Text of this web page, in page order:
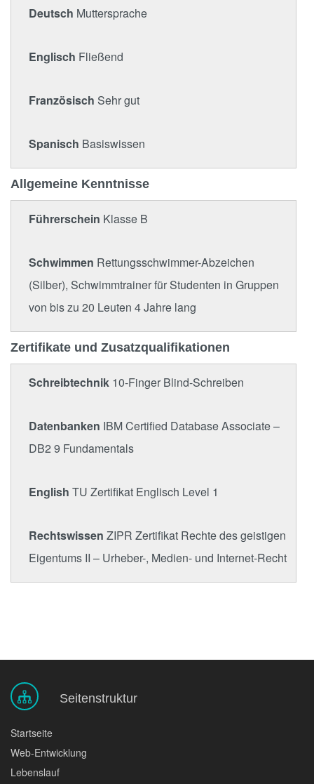
Deutsch Muttersprache
Englisch Fließend
Französisch Sehr gut
Spanisch Basiswissen
Allgemeine Kenntnisse
Führerschein Klasse B
Schwimmen Rettungsschwimmer-Abzeichen
(Silber), Schwimmtrainer für Studenten in Gruppen
von bis zu 20 Leuten 4 Jahre lang
Zertifikate und Zusatzqualifikationen
Schreibtechnik 10-Finger Blind-Schreiben
Datenbanken IBM Certified Database Associate –
DB2 9 Fundamentals
English TU Zertifikat Englisch Level 1
Rechtswissen ZIPR Zertifikat Rechte des geistigen
Eigentums II – Urheber-, Medien- und Internet-Recht
Seitenstruktur
Startseite
Web-Entwicklung
Lebenslauf